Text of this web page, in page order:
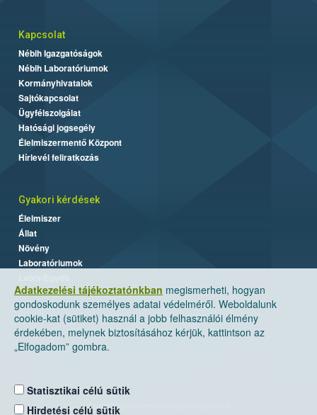
Adatkezelési tájékoztatónkban megismerheti, hogyan
gondoskodunk személyes adatai védelméről. Weboldalunk
cookie-kat (sütiket) használ a jobb felhasználói élmény
érdekében, melynek biztosításához kérjük, kattintson az
„Elfogadom” gombra.
Statisztikai célú sütik
Hirdetési célú sütik
Kapcsolat
Nébih Igazgatóságok
Nébih Laboratóriumok
Kormányhivatalok
Sajtókapcsolat
Ügyfélszolgálat
Hatósági jogsegély
Élelmiszermentő Központ
Hírlevél feliratkozás
Gyakori kérdések
Élelmiszer
Állat
Növény
Laboratóriumok
Nemzeti Élelmiszerlánc-biztonsági Hivatal